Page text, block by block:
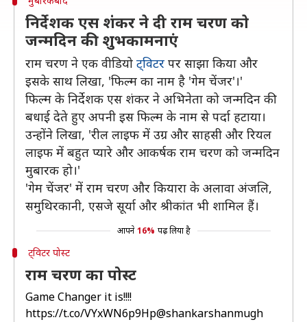
निर्देशक एस शंकर ने दी राम चरण काे
जन्मदिन की शुभकामनाएं
राम चरण ने एक वीडियो ट्विटर पर साझा किया और
इसके साथ लिखा, 'फिल्म का नाम है 'गेम चेंजर'।'
फिल्म के निर्देशक एस शंकर ने अभिनेता को जन्मदिन की
बधाई देते हुए अपनी इस फिल्म के नाम से पर्दा हटाया।
उन्होंने लिखा, 'रील लाइफ में उग्र और साहसी और रियल
लाइफ में बहुत प्यारे और आकर्षक राम चरण को जन्मदिन
मुबारक हो।'
'गेम चेंजर' में राम चरण और कियारा के अलावा अंजलि,
समुथिरकानी, एसजे सूर्या और श्रीकांत भी शामिल हैं।
आपने 16% पढ़ लिया है
ट्विटर पोस्ट
राम चरण का पोस्ट
Game Changer it is!!!!
https://t.co/VYxWN6p9Hp@shankarshanmugh